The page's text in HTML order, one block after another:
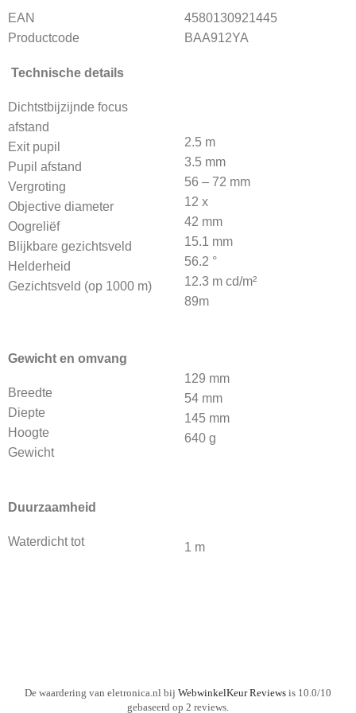
EAN
Productcode
4580130921445
BAA912YA
Technische details
Dichtstbijzijnde focus
afstand
Exit pupil
Pupil afstand
Vergroting
Objective diameter
Oogreliëf
Blijkbare gezichtsveld
Helderheid
Gezichtsveld (op 1000 m)
2.5 m
3.5 mm
56 – 72 mm
12 x
42 mm
15.1 mm
56.2 °
12.3 m cd/m²
89m
Gewicht en omvang
Breedte
Diepte
Hoogte
Gewicht
129 mm
54 mm
145 mm
640 g
Duurzaamheid
Waterdicht tot 1 m
De waardering van eletronica.nl bij WebwinkelKeur Reviews is 10.0/10
gebaseerd op 2 reviews.